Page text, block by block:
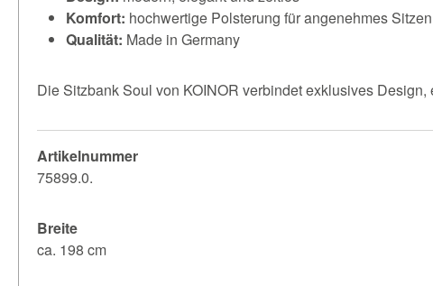
Komfort: hochwertige Polsterung für angenehmes Sitzen
Qualität: Made in Germany
Die Sitzbank Soul von KOINOR verbindet exklusives
Artikelnummer
75899.0.
Breite
ca. 198 cm